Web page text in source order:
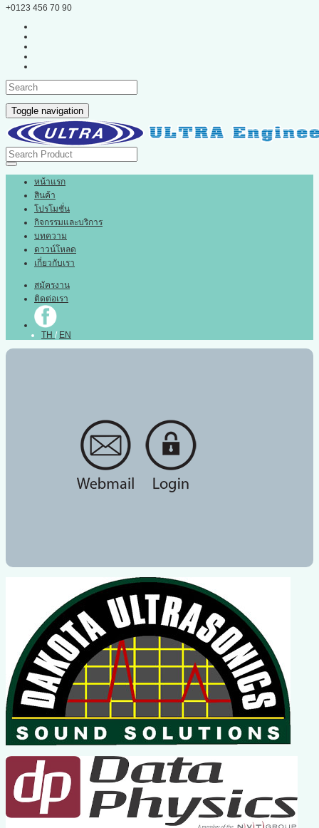
+0123 456 70 90
Toggle navigation
หน้าแรก
สินค้า
โปรโมชั่น
กิจกรรมและบริการ
บทความ
ดาวน์โหลด
เกี่ยวกับเรา
สมัครงาน
ติดต่อเรา
TH / EN